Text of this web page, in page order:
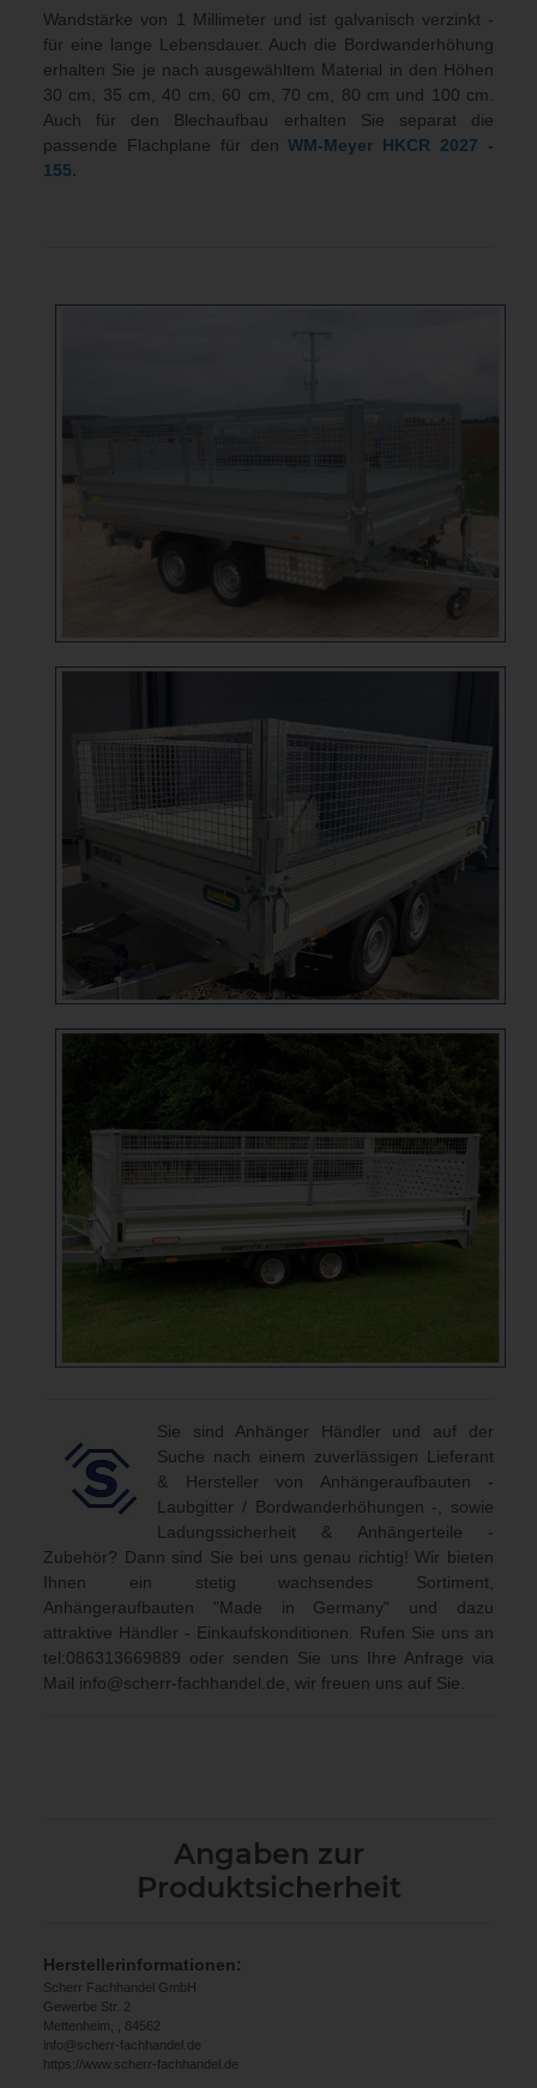
Wandstärke von 1 Millimeter und ist galvanisch verzinkt -
für eine lange Lebensdauer. Auch die Bordwanderhöhung
erhalten Sie je nach ausgewähltem Material in den Höhen
30 cm, 35 cm, 40 cm, 60 cm, 70 cm, 80 cm und 100 cm.
Auch für den Blechaufbau erhalten Sie separat die
passende Flachplane für denWM-Meyer HKCR 2027 -
155.
Sie sind Anhänger Händler und auf der
Suche nach einem zuverlässigen Lieferant
& Hersteller von Anhängeraufbauten -
Laubgitter / Bordwanderhöhungen -, sowie
Ladungssicherheit & Anhängerteile -
Zubehör? Dann sind Sie bei uns genau richtig! Wir bieten
Ihnen ein stetig wachsendes Sortiment,
Anhängeraufbauten "Made in Germany" und dazu
attraktive Händler - Einkaufskonditionen. Rufen Sie uns an
tel:086313669889 oder senden Sie uns Ihre Anfrage via
Mail info@scherr-fachhandel.de , wir freuen uns auf Sie.
Angaben zur
Produktsicherheit
Herstellerinformationen:
Scherr Fachhandel GmbH
Gewerbe Str. 2
Mettenheim, , 84562
info@scherr-fachhandel.de
https://www.scherr-fachhandel.de